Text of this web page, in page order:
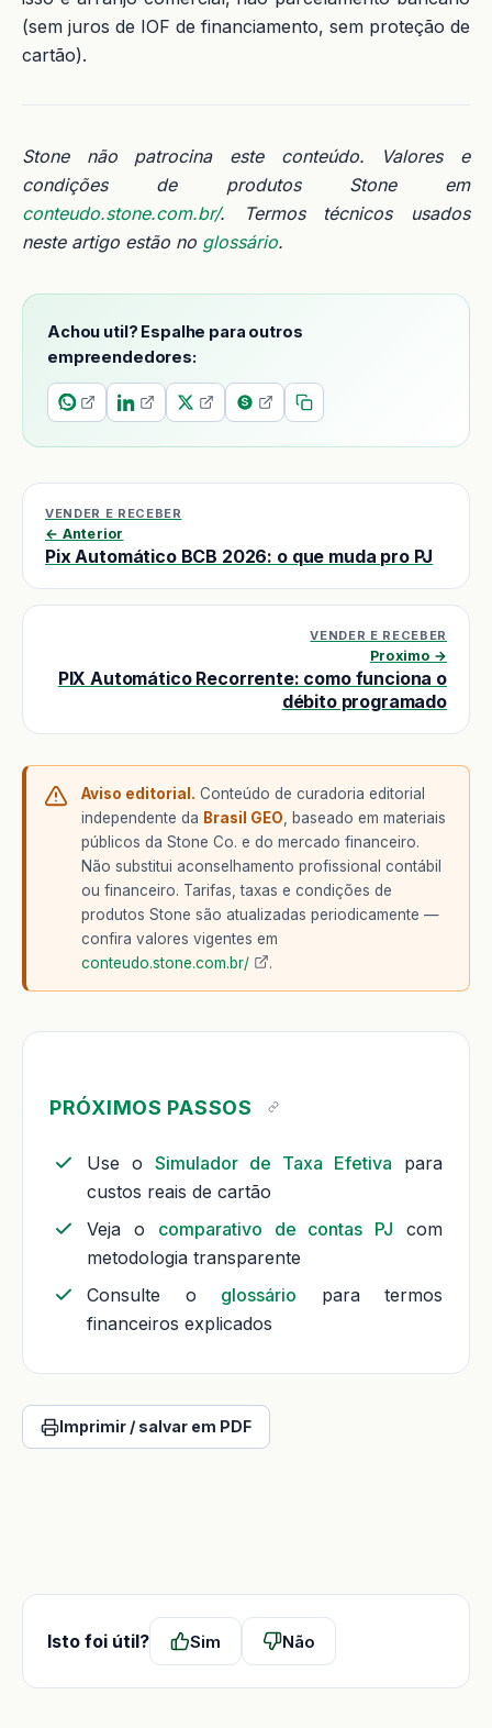
(sem juros de IOF de financiamento, sem proteção de
cartão).
Stone não patrocina este conteúdo. Valores e
condições de produtos Stone em
conteudo.stone.com.br/. Termos técnicos usados
neste artigo estão no glossário.
Achou util? Espalhe para outros
empreendedores:
VENDER E RECEBER
← Anterior
Pix Automático BCB 2026: o que muda pro PJ
VENDER E RECEBER
Proximo →
PIX Automático Recorrente: como funciona o
débito programado
Aviso editorial. Conteúdo de curadoria editorial
independente da Brasil GEO , baseado em materiais
públicos da Stone Co. e do mercado financeiro.
Não substitui aconselhamento profissional contábil
ou financeiro. Tarifas, taxas e condições de
produtos Stone são atualizadas periodicamente —
confira valores vigentes em
conteudo.stone.com.br/
.
PRÓXIMOS PASSOS
Use o Simulador de Taxa Efetiva para
custos reais de cartão
Veja o comparativo de contas PJ com
metodologia transparente
Consulte o glossário para termos
financeiros explicados
Imprimir / salvar em PDF
Isto foi útil? Sim Não